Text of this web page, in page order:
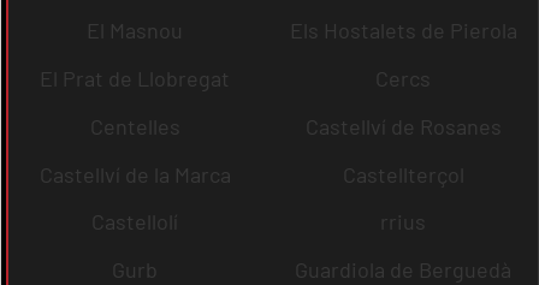
El Masnou
Els Hostalets de Pierola
El Prat de Llobregat
Cercs
Centelles
Castellví de Rosanes
Castellví de la Marca
Castellterçol
Castellolí
rrius
Gurb
Guardiola de Berguedà